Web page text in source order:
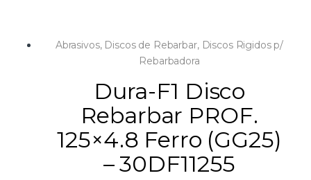
Abrasivos, Discos de Rebarbar, Discos Rigidos p/
Rebarbadora
Dura-F1 Disco
Rebarbar PROF.
125×4.8 Ferro (GG25)
– 30DF11255